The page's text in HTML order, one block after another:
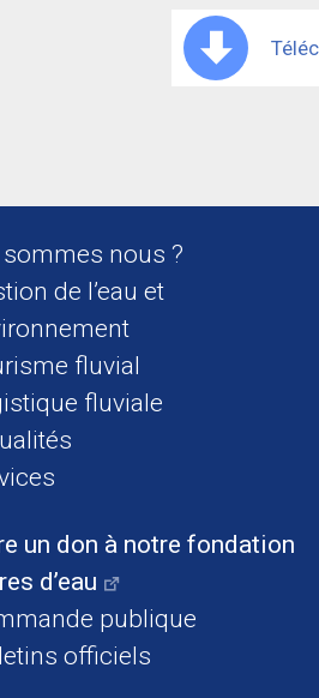
sommes nous ?
de l’eau et
fluvial
fluviale
un don à notre fondation
d’eau
publique
officiels